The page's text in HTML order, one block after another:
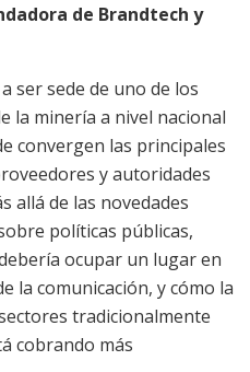
de Brandtech y
ser sede de uno de los
la minería a nivel nacional
convergen las principales
y autoridades
allá de las novedades
políticas públicas,
ocupar un lugar en
la comunicación, y cómo la
tradicionalmente
cobrando más